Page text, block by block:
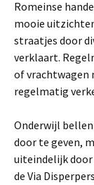
Romeinse
mooie
straatjes door
verklaart.
of vrachtwagen
regelmatig
Onderwijl
door te geven,
uiteindelijk door
de Via